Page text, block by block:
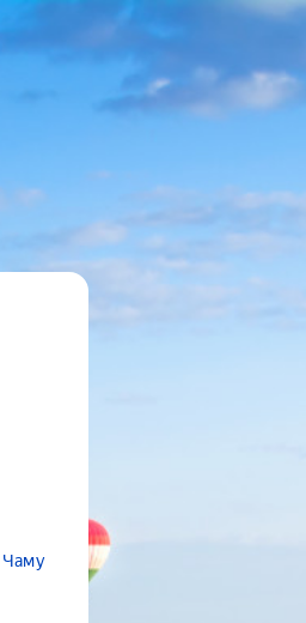
Чаму